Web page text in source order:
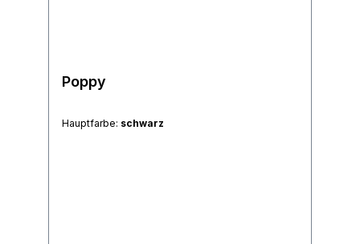
Poppy
Hauptfarbe: schwarz